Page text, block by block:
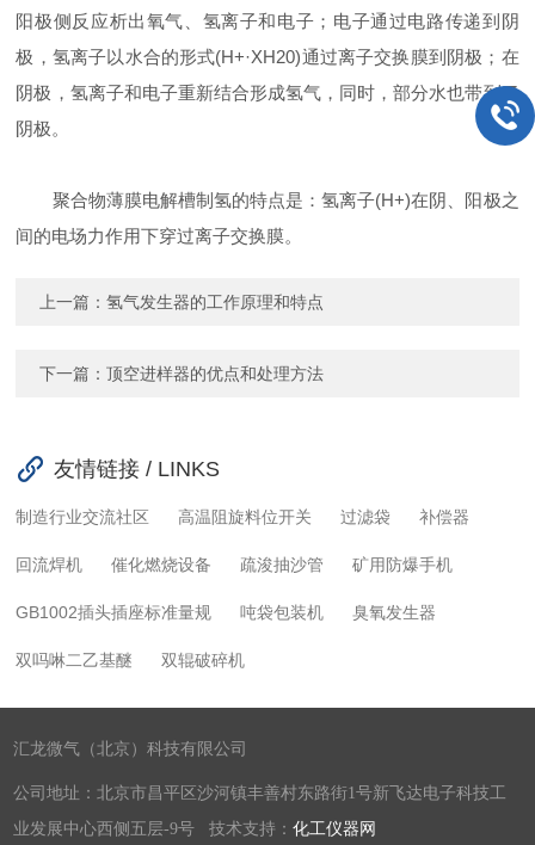
阳极侧反应析出氧气、氢离子和电子；电子通过电路传递到阴
极，氢离子以水合的形式(H+·XH20)通过离子交换膜到阴极；在
阴极，氢离子和电子重新结合形成氢气，同时，部分水也带到了
阴极。
聚合物薄膜电解槽制氢的特点是：氢离子(H+)在阴、阳极之
间的电场力作用下穿过离子交换膜。
上一篇：氢气发生器的工作原理和特点
下一篇：顶空进样器的优点和处理方法
友情链接 / LINKS
制造行业交流社区 高温阻旋料位开关 过滤袋 补偿器
回流焊机 催化燃烧设备 疏浚抽沙管 矿用防爆手机
GB1002插头插座标准量规 吨袋包装机 臭氧发生器
双吗啉二乙基醚 双辊破碎机
汇龙微气（北京）科技有限公司
公司地址：北京市昌平区沙河镇丰善村东路街1号新飞达电子科技工
业发展中心西侧五层-9号 技术支持：化工仪器网